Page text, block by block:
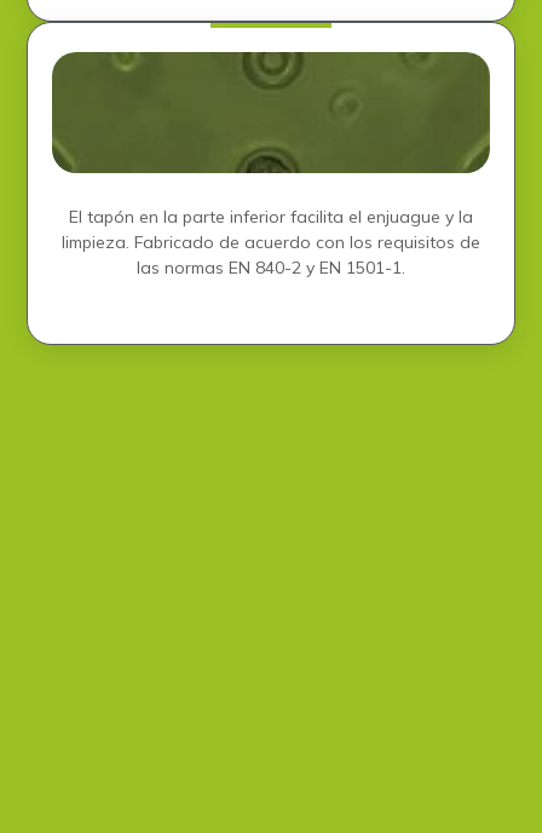
El tapón en la parte inferior facilita el enjuague y la
limpieza. Fabricado de acuerdo con los requisitos de
las normas EN 840-2 y EN 1501-1.